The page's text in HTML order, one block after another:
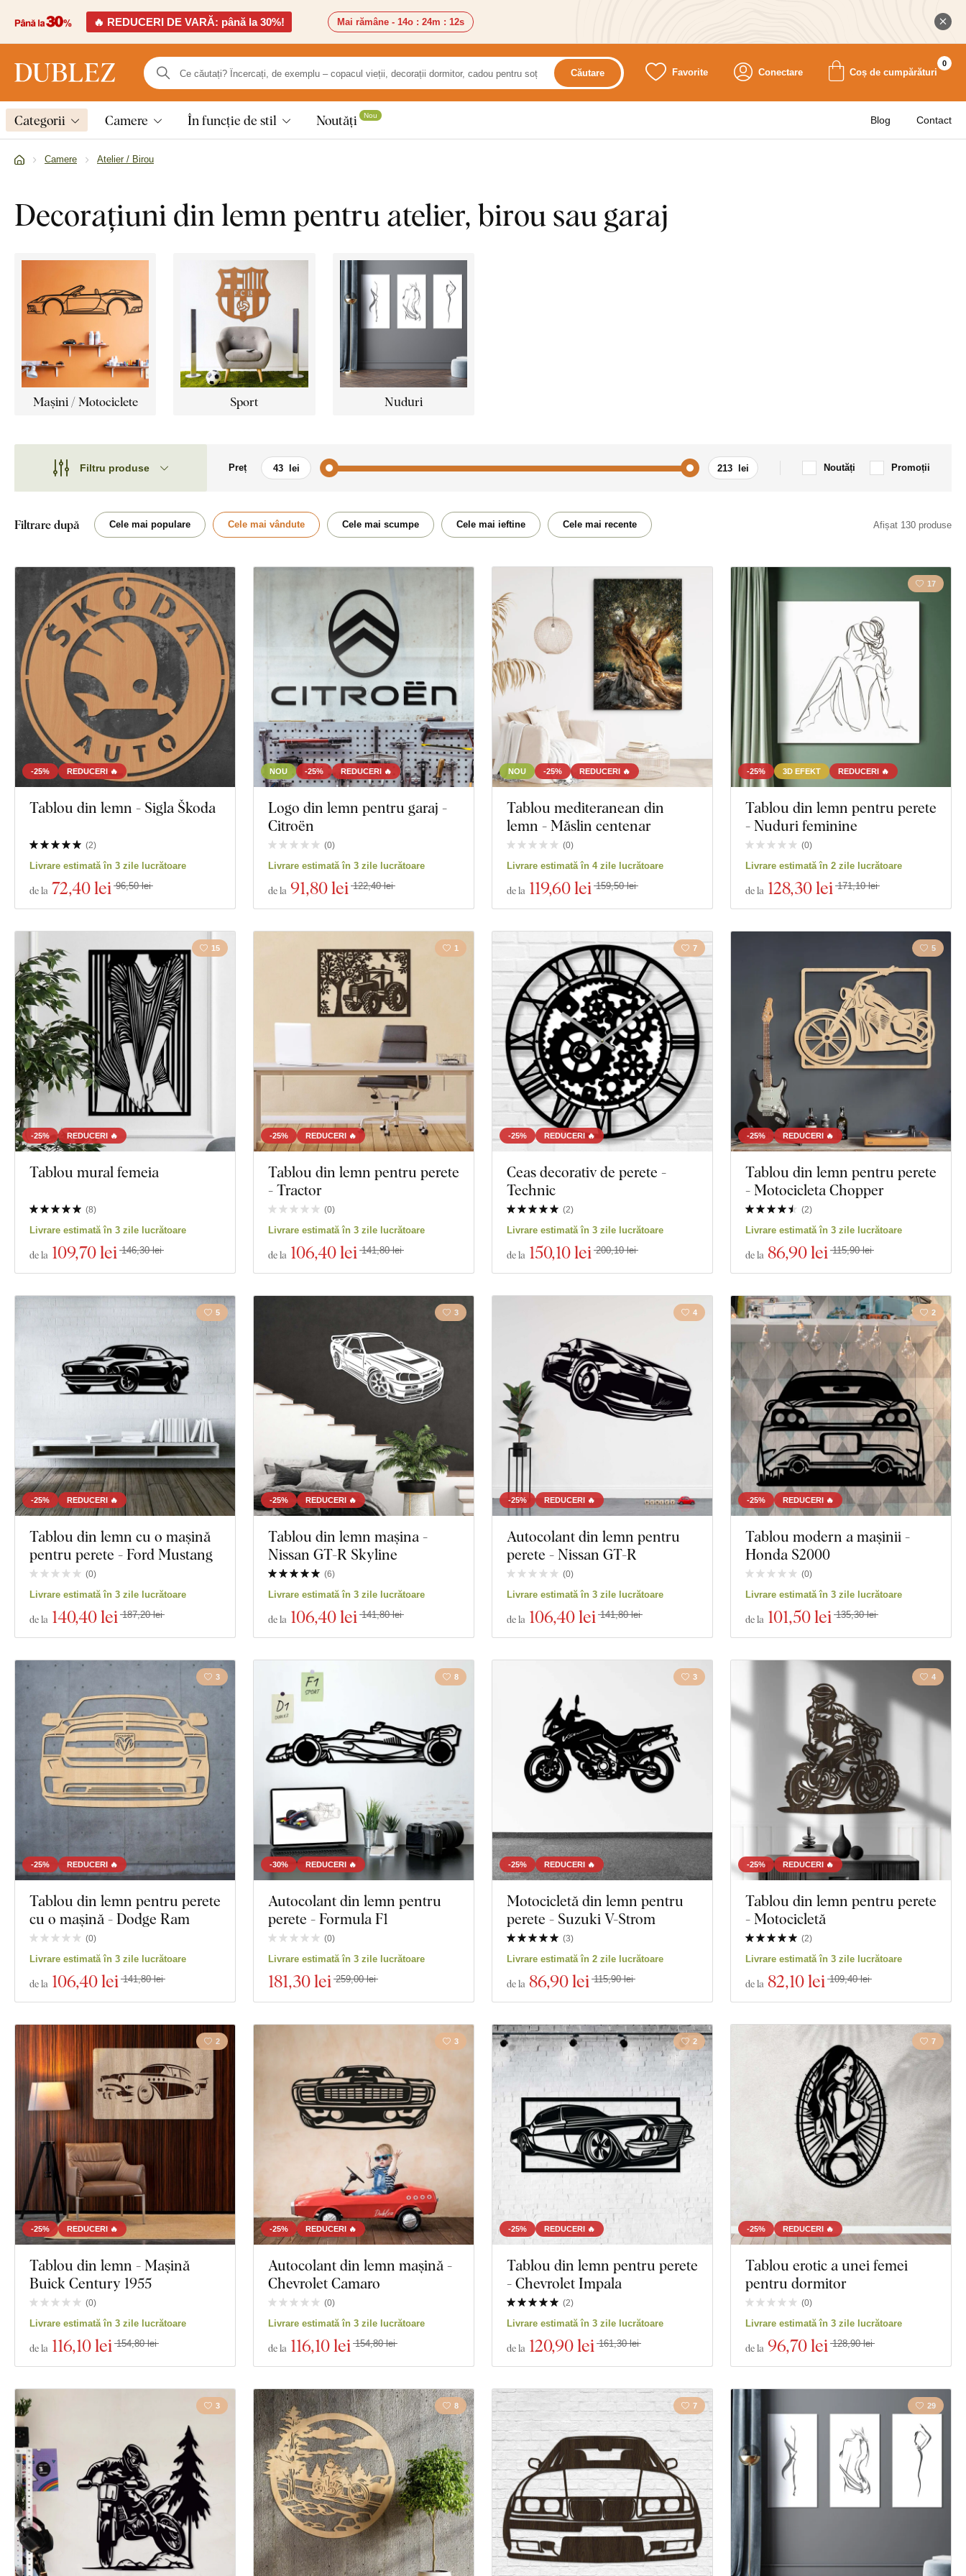
🔥 REDUCERI DE VARĂ: până la 30%! Mai rămâne - 14o : 24m : 10s
Căutare Favorite Conectare Coș de cumpărături
0
Categorii Camere În funcție de stil Noutăți Nou Blog Contact
Camere Atelier / Birou
Decorațiuni din lemn pentru atelier, birou sau garaj
Mașini / Motociclete Sport Nuduri
Filtru produse
Motiv
Față
Locație
Orientare
Decor
Culoare
Text propriu
Tehnologia producției
Exclusivitate
Adâncime
Preț Noutăți Promoții
Motiv
Mașini Acte Mașină / Motocicletă
Animal
Vizualizare 130 produse Închidere filtrul
Filtrare după Cele mai populare Cele mai vândute Cele mai scumpe Cele mai ieftine Cele mai recente Afișat 130 produse
-25% REDUCERI 🔥
Tablou din lemn - Sigla Škoda
(2)
Livrare estimată în 3 zile lucrătoare
de la 72,40 lei 96,50 lei
NOU -25% REDUCERI 🔥
Logo din lemn pentru garaj -
Citroën
(0)
Livrare estimată în 3 zile lucrătoare
de la 91,80 lei 122,40 lei
NOU -25% REDUCERI 🔥
Tablou mediteranean din
lemn - Măslin centenar
(0)
Livrare estimată în 4 zile lucrătoare
de la 119,60 lei 159,50 lei
-25% 3D EFEKT REDUCERI 🔥
17
Tablou din lemn pentru perete
- Nuduri feminine
(0)
Livrare estimată în 2 zile lucrătoare
de la 128,30 lei 171,10 lei
-25% REDUCERI 🔥
15
Tablou mural femeia
(8)
Livrare estimată în 3 zile lucrătoare
de la 109,70 lei 146,30 lei
-25% REDUCERI 🔥
1
Tablou din lemn pentru perete
- Tractor
(0)
Livrare estimată în 3 zile lucrătoare
de la 106,40 lei 141,80 lei
-25% REDUCERI 🔥
7
Ceas decorativ de perete -
Technic
(2)
Livrare estimată în 3 zile lucrătoare
de la 150,10 lei 200,10 lei
-25% REDUCERI 🔥
5
Tablou din lemn pentru perete
- Motocicleta Chopper
(2)
Livrare estimată în 3 zile lucrătoare
de la 86,90 lei 115,90 lei
-25% REDUCERI 🔥
5
Tablou din lemn cu o mașină
pentru perete - Ford Mustang
(0)
Livrare estimată în 3 zile lucrătoare
de la 140,40 lei 187,20 lei
-25% REDUCERI 🔥
3
Tablou din lemn mașina -
Nissan GT-R Skyline
(6)
Livrare estimată în 3 zile lucrătoare
de la 106,40 lei 141,80 lei
-25% REDUCERI 🔥
4
Autocolant din lemn pentru
perete - Nissan GT-R
(0)
Livrare estimată în 3 zile lucrătoare
de la 106,40 lei 141,80 lei
-25% REDUCERI 🔥
2
Tablou modern a mașinii -
Honda S2000
(0)
Livrare estimată în 3 zile lucrătoare
de la 101,50 lei 135,30 lei
-25% REDUCERI 🔥
3
Tablou din lemn pentru perete
cu o mașină - Dodge Ram
(0)
Livrare estimată în 3 zile lucrătoare
de la 106,40 lei 141,80 lei
-30% REDUCERI 🔥
8
Autocolant din lemn pentru
perete - Formula F1
(0)
Livrare estimată în 3 zile lucrătoare
181,30 lei 259,00 lei
-25% REDUCERI 🔥
3
Motocicletă din lemn pentru
perete - Suzuki V-Strom
(3)
Livrare estimată în 2 zile lucrătoare
de la 86,90 lei 115,90 lei
-25% REDUCERI 🔥
4
Tablou din lemn pentru perete
- Motocicletă
(2)
Livrare estimată în 3 zile lucrătoare
de la 82,10 lei 109,40 lei
-25% REDUCERI 🔥
2
Tablou din lemn - Mașină
Buick Century 1955
(0)
Livrare estimată în 3 zile lucrătoare
de la 116,10 lei 154,80 lei
-25% REDUCERI 🔥
3
Autocolant din lemn mașină -
Chevrolet Camaro
(0)
Livrare estimată în 3 zile lucrătoare
de la 116,10 lei 154,80 lei
-25% REDUCERI 🔥
2
Tablou din lemn pentru perete
- Chevrolet Impala
(2)
Livrare estimată în 3 zile lucrătoare
de la 120,90 lei 161,30 lei
-25% REDUCERI 🔥
7
Tablou erotic a unei femei
pentru dormitor
(0)
Livrare estimată în 3 zile lucrătoare
de la 96,70 lei 128,90 lei
3 8 7 29